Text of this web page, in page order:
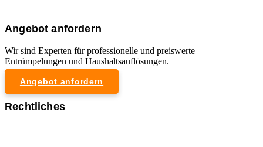
Angebot anfordern
Wir sind Experten für professionelle und preiswerte
Entrümpelungen und Haushaltsauflösungen.
Angebot anfordern
Rechtliches